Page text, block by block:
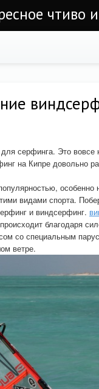
чтиво
серфинга. Это вовсе
на Кипре довольно
особенно
видами спорта.
и виндсерфинг.
благодаря
со специальным
ветре.